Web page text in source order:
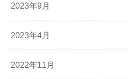
2023年9月
2023年4月
2022年11月